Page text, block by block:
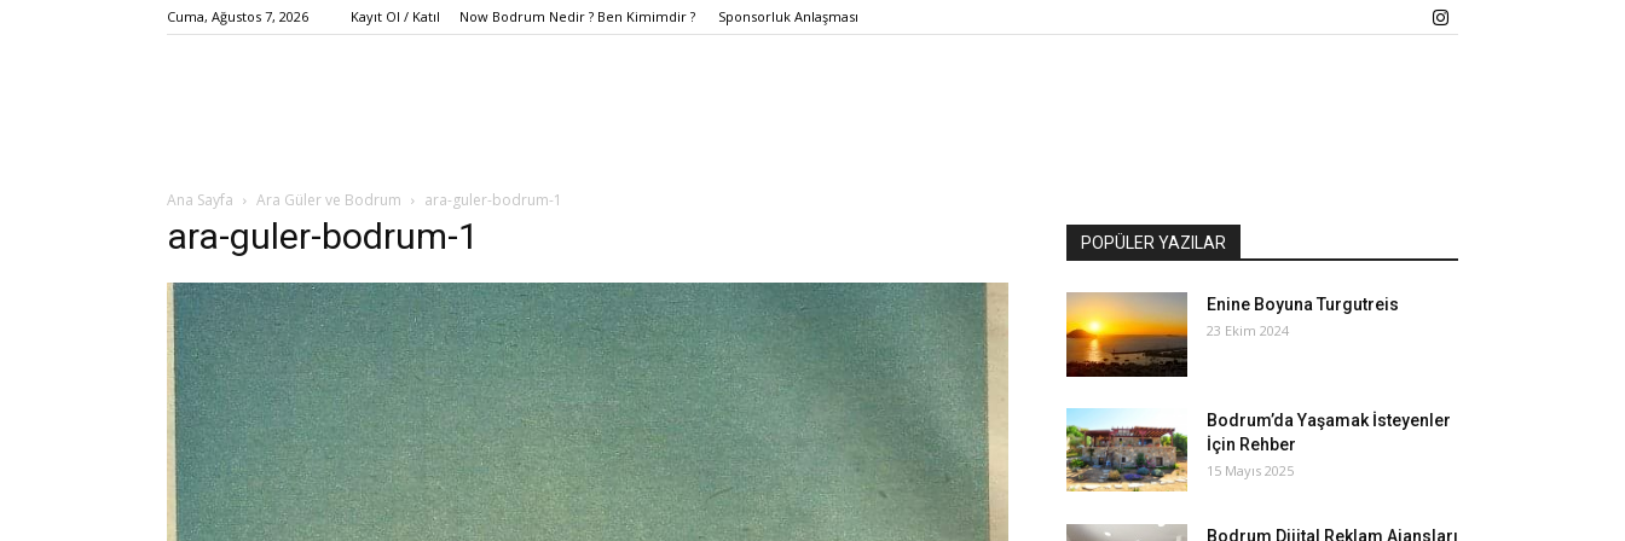
Cuma, Ağustos 7, 2026 Kayıt Ol / Katıl Now Bodrum Nedir ? Ben Kimimdir ? Sponsorluk Anlaşması
Ana Sayfa Ara Güler ve Bodrum ara-guler-bodrum-1
ara-guler-bodrum-1 POPÜLER YAZILAR
Enine Boyuna Turgutreis
23 Ekim 2024
Bodrum’da Yaşamak İsteyenler
İçin Rehber
15 Mayıs 2025
Bodrum Dijital Reklam Ajansları